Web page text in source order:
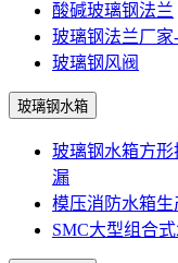
酸碱玻璃钢法兰
玻璃钢法兰厂家
玻璃钢风阀
玻璃钢水箱
玻璃钢水箱方
漏
模压消防水箱生
SMC大型组合